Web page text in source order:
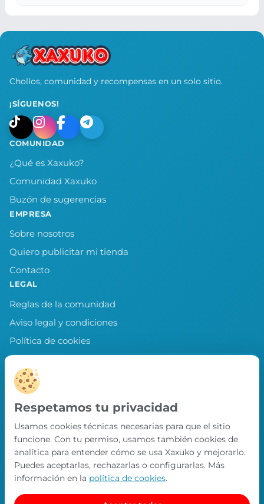
Chollos, comunidad y recompensas en un solo sitio.
¡SÍGUENOS!
COMUNIDAD
¿Qué es Xaxuko?
Comunidad Xaxuko
Buzón de sugerencias
EMPRESA
Sobre nosotros
Quiero publicitar mi tienda
Contacto
LEGAL
Reglas de la comunidad
Aviso legal y condiciones
Política de cookies
Política de privacidad
Preferencias de cookies
LLEVA XAXUKO CONTIGO
Chollos, misiones y recompensas desde
nuestra APP.
PRÓXIMAMENTE EN
App Store
Respetamos tu privacidad
Usamos cookies técnicas necesarias para que el sitio
funcione. Con tu permiso, usamos también cookies de
analítica para entender cómo se usa Xaxuko y mejorarlo.
Puedes aceptarlas, rechazarlas o configurarlas. Más
información en la política de cookies.